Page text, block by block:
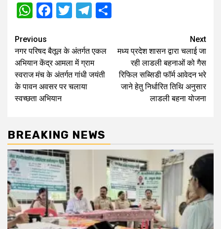
WhatsApp
Facebook
TwitterTelegram
Post
navigation
Previous
नगर परिषद बैतूल के अंतर्गत एकल
अभियान केंद्र आमला में ग्राम
स्वराज मंच के अंतर्गत गांधी जयंती
के पावन अवसर पर चलाया
स्वच्छता अभियान
Next
मध्य प्रदेश शासन द्वारा चलाई जा
रही लाडली बहनाओं को गैस
रिफिल सब्सिडी फॉर्म आवेदन भरे
जाने हेतु निर्धारित तिथि अनुसार
लाडली बहना योजना
BREAKING NEWS